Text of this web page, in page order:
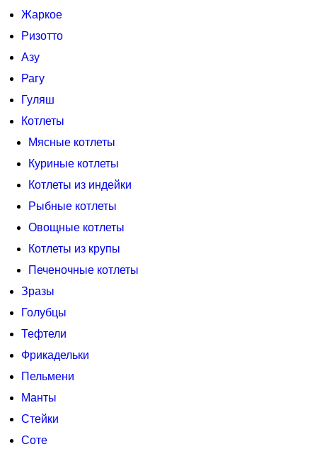
Жаркое
Ризотто
Азу
Рагу
Гуляш
Котлеты
Мясные котлеты
Куриные котлеты
Котлеты из индейки
Рыбные котлеты
Овощные котлеты
Котлеты из крупы
Печеночные котлеты
Зразы
Голубцы
Тефтели
Фрикадельки
Пельмени
Манты
Стейки
Соте